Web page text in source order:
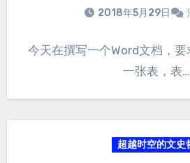
2018年5月29日
今天在撰写一个Word文档，
一张表，表…
超越时空的文史